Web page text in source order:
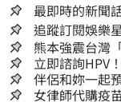
最即時的新聞
追蹤訂閱娛樂
熊本強震台灣
喊：給台灣統
立即諮詢HPV
嫌晚！
伴侶和妳一起
女律師代購疫